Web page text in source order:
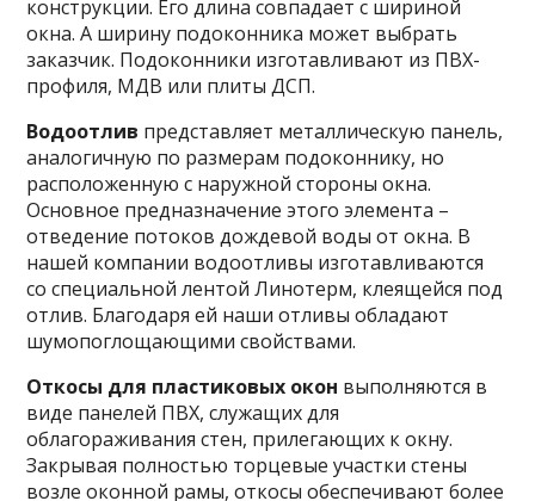
конструкции. Его длина совпадает с шириной
окна. А ширину подоконника может выбрать
заказчик. Подоконники изготавливают из ПВХ-
профиля, МДВ или плиты ДСП.
Водоотлив представляет металлическую панель,
аналогичную по размерам подоконнику, но
расположенную с наружной стороны окна.
Основное предназначение этого элемента –
отведение потоков дождевой воды от окна. В
нашей компании водоотливы изготавливаются
со специальной лентой Линотерм, клеящейся под
отлив. Благодаря ей наши отливы обладают
шумопоглощающими свойствами.
Откосы для пластиковых окон выполняются в
виде панелей ПВХ, служащих для
облагораживания стен, прилегающих к окну.
Закрывая полностью торцевые участки стены
возле оконной рамы, откосы обеспечивают более